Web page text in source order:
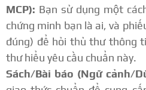
MCP): Bạn sử dụng một
chứng minh bạn là ai, và
đúng) để hỏi thủ thư thông
thư hiểu yêu cầu chuẩn này.
Sách/Bài báo (Ngữ cảnh/